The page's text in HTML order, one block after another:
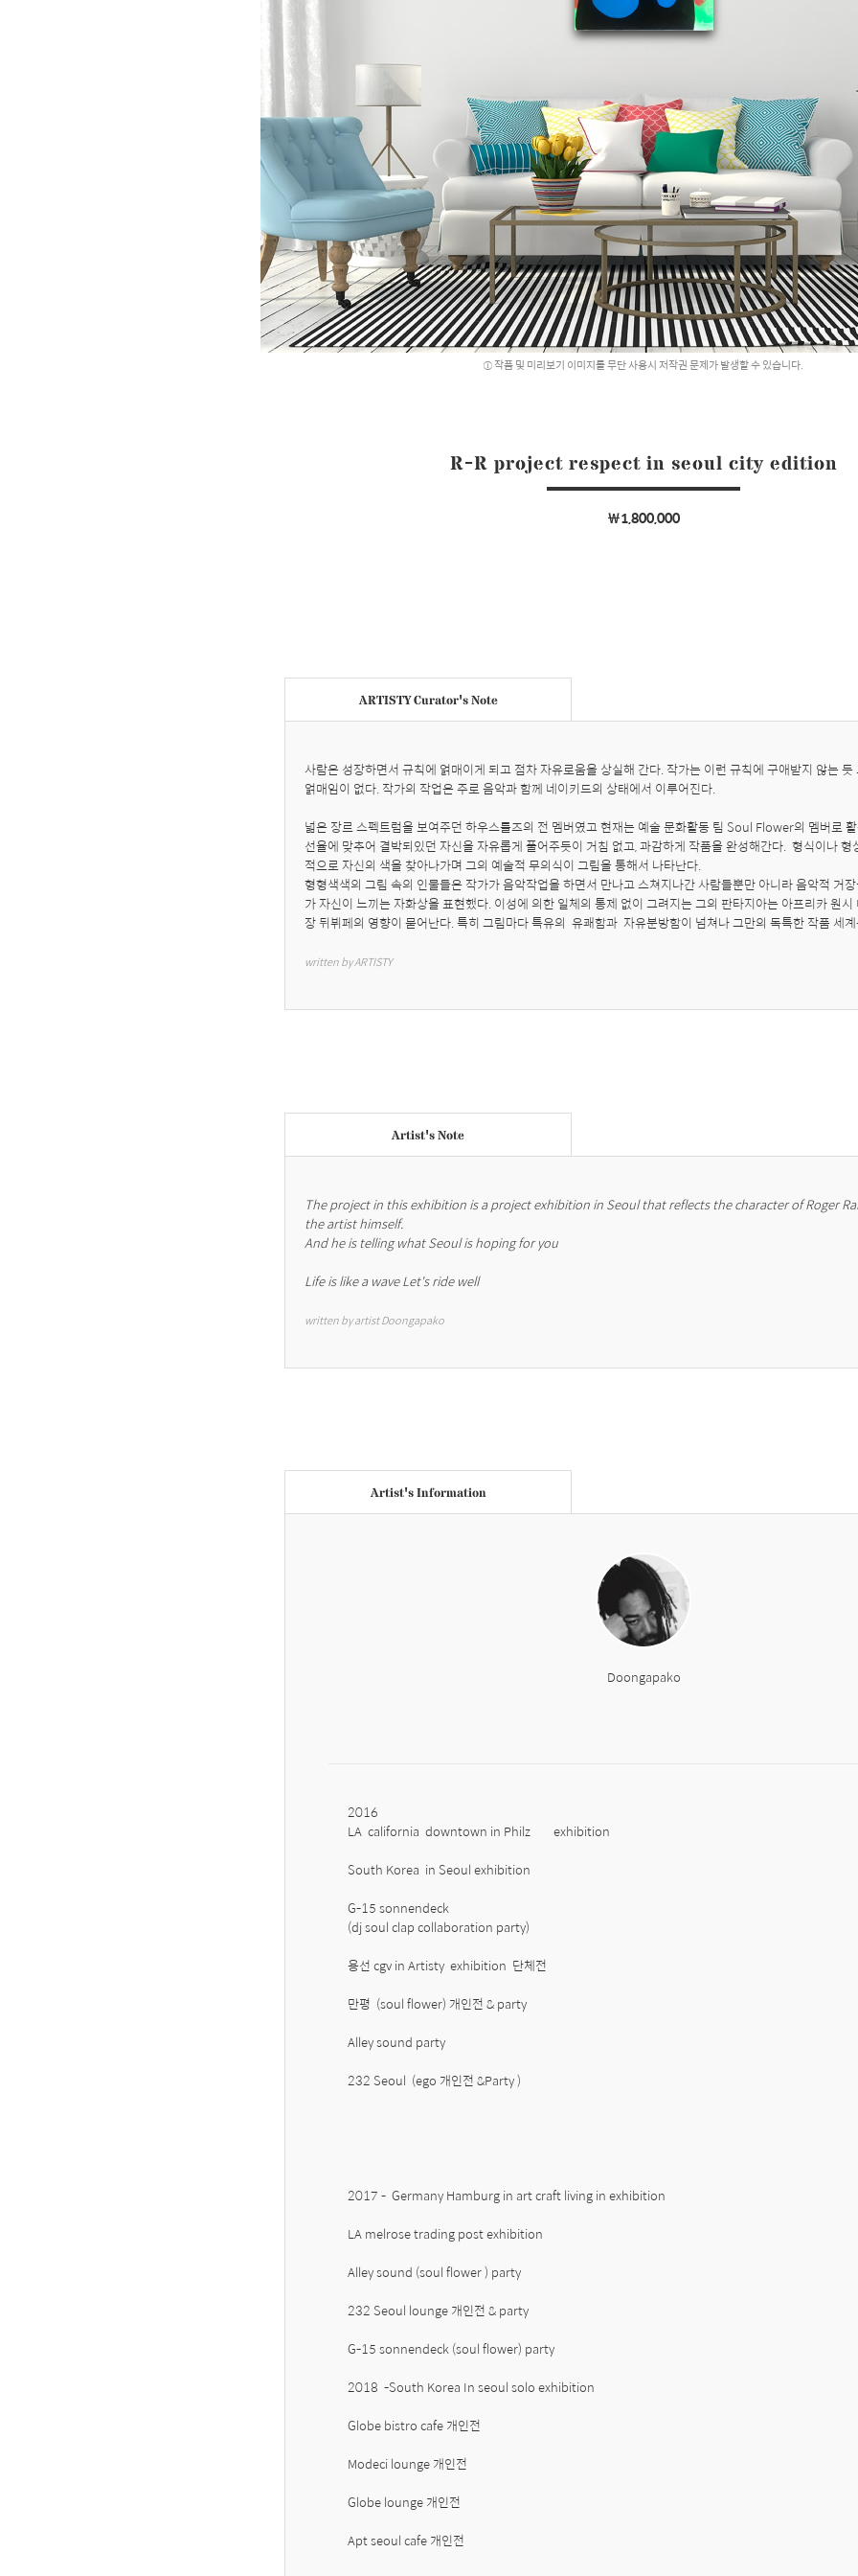
작품 및 미리보기 이미지를 무단 사용시 저작권 문제가 발생할 수 있습니다.
R-R project respect in seoul city edition
￦1,800,000
ARTISTY Curator's Note
사람은 성장하면서 규칙에 얽매이게 되고 점차 자유로움을 상실해 간다. 작가는 이런 규칙에 구애받지 않는
얽매임이 없다. 작가의 작업은 주로 음악과 함께 네이키드의 상태에서 이루어진다.
넓은 장르 스펙트럼을 보여주던 하우스룰즈의 전 멤버였고 현재는 예술 문화활동 팀 Soul Flower의 멤버로
선율에 맞추어 결박되있던 자신을 자유롭게 풀어주듯이 거침 없고, 과감하게 작품을 완성해간다.  형식이나
적으로 자신의 색을 찾아나가며 그의 예술적 무의식이 그림을 통해서 나타난다.
형형색색의 그림 속의 인물들은 작가가 음악작업을 하면서 만나고 스쳐지나간 사람들뿐만 아니라 음악적 거
가 자신이 느끼는 자화상을 표현했다. 이성에 의한 일체의 통제 없이 그려지는 그의 판타지아는 아프리카 원
장 뒤뷔페의 영향이 묻어난다. 특히 그림마다 특유의  유쾌함과  자유분방함이 넘쳐나 그만의 독특한 작품 세
written by ARTISTY
Artist's Note
The project in this exhibition is a project exhibition in Seoul that reflects the character of Roger
the artist himself.
And he is telling what Seoul is hoping for you
Life is like a wave Let's ride well
written by artist Doongapako
Artist's Information
Doongapako
2016
LA  california  downtown in Philz        exhibition
South Korea  in Seoul exhibition
G-15 sonnendeck
(dj soul clap collaboration party)
용선 cgv in Artisty  exhibition  단체전
만평  (soul flower) 개인전 & party
Alley sound party
232 Seoul  (ego 개인전 &Party )
2017 -  Germany Hamburg in art craft living in exhibition
LA melrose trading post exhibition
Alley sound (soul flower ) party
232 Seoul lounge 개인전 & party
G-15 sonnendeck (soul flower) party
2018  -South Korea In seoul solo exhibition
Globe bistro cafe 개인전
Modeci lounge 개인전
Globe lounge 개인전
Apt seoul cafe 개인전